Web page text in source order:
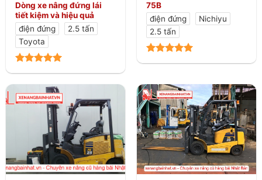
Dòng xe nâng đứng lái
tiết kiệm và hiệu quả
điện đứng
2.5 tấn
Toyota
75B
điện đứng
Nichiyu
2.5 tấn